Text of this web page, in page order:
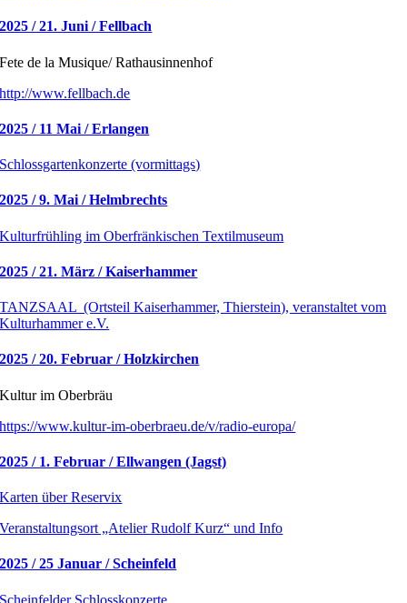
2025 / 21. Juni / Fellbach
Fete de la Musique/ Rathausinnenhof
http://www.fellbach.de
2025 / 11 Mai / Erlangen
Schlossgartenkonzerte (vormittags)
2025 / 9. Mai / Helmbrechts
Kulturfrühling im Oberfränkischen Textilmuseum
2025 / 21. März / Kaiserhammer
TANZSAAL (Ortsteil Kaiserhammer, Thierstein), veranstaltet vom
Kulturhammer e.V.
2025 / 20. Februar / Holzkirchen
Kultur im Oberbräu
https://www.kultur-im-oberbraeu.de/v/radio-europa/
2025 / 1. Februar / Ellwangen (Jagst)
Karten über Reservix
Veranstaltungsort „Atelier Rudolf Kurz“ und Info
2025 / 25 Januar / Scheinfeld
Scheinfelder Schlosskonzerte